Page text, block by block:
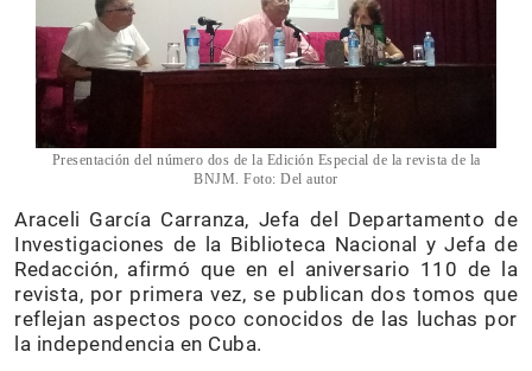
Presentación del número dos de la Edición Especial de la revista de la
BNJM. Foto: Del autor
Araceli García Carranza, Jefa del Departamento de
Investigaciones de la Biblioteca Nacional y Jefa de
Redacción, afirmó que en el aniversario 110 de la
revista, por primera vez, se publican dos tomos que
reflejan aspectos poco conocidos de las luchas por
la independencia en Cuba.